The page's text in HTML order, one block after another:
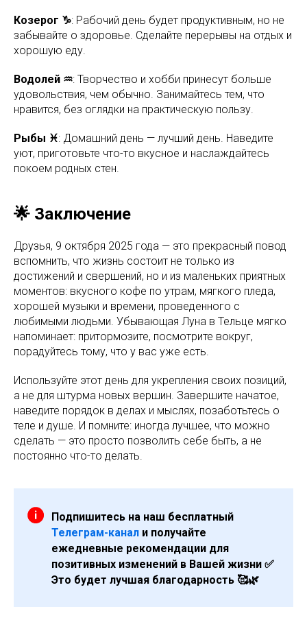
Козерог ♑: Рабочий день будет продуктивным, но не
забывайте о здоровье. Сделайте перерывы на отдых и
хорошую еду.
Водолей ♒: Творчество и хобби принесут больше
удовольствия, чем обычно. Занимайтесь тем, что
нравится, без оглядки на практическую пользу.
Рыбы ♓: Домашний день — лучший день. Наведите
уют, приготовьте что-то вкусное и наслаждайтесь
покоем родных стен.
🌟 Заключение
Друзья, 9 октября 2025 года — это прекрасный повод
вспомнить, что жизнь состоит не только из
достижений и свершений, но и из маленьких приятных
моментов: вкусного кофе по утрам, мягкого пледа,
хорошей музыки и времени, проведенного с
любимыми людьми. Убывающая Луна в Тельце мягко
напоминает: притормозите, посмотрите вокруг,
порадуйтесь тому, что у вас уже есть.
Используйте этот день для укрепления своих позиций,
а не для штурма новых вершин. Завершите начатое,
наведите порядок в делах и мыслях, позаботьтесь о
теле и душе. И помните: иногда лучшее, что можно
сделать — это просто позволить себе быть, а не
постоянно что-то делать.
Подпишитесь на наш бесплатный
Телеграм-канал и получайте
ежедневные рекомендации для
позитивных изменений в Вашей жизни ✅
Это будет лучшая благодарность 🥰🌿